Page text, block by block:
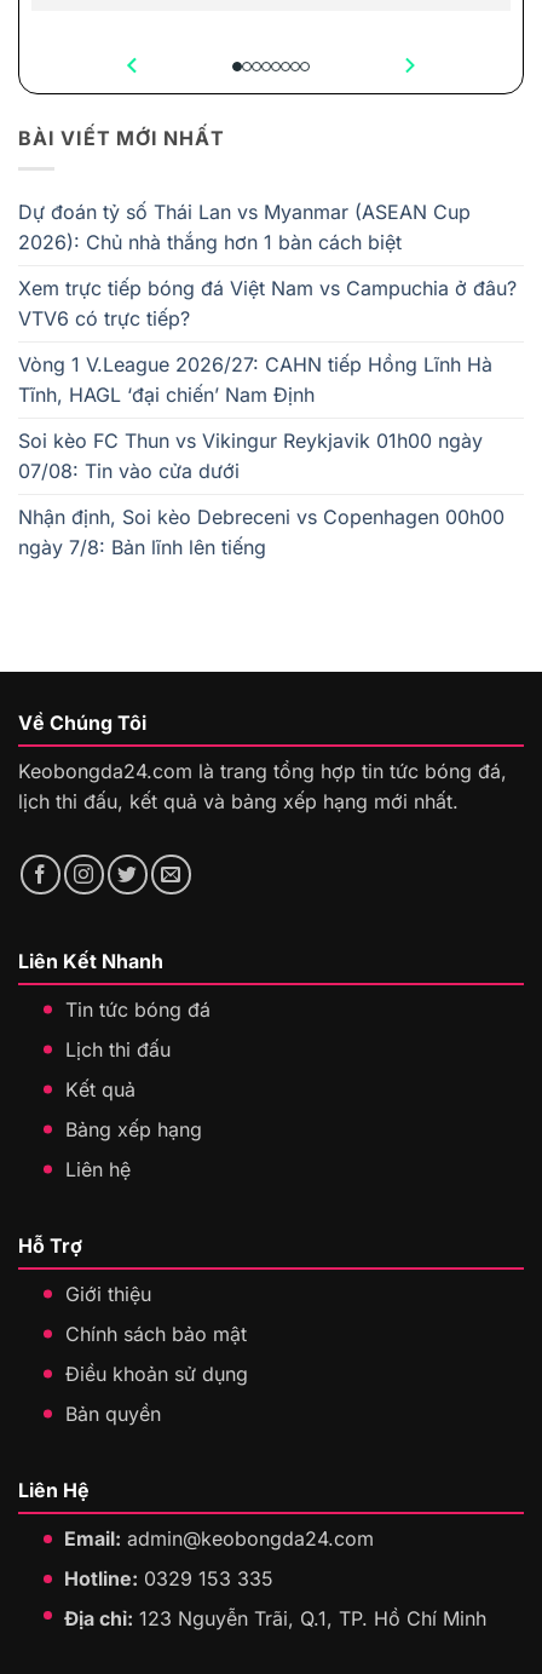
BÀI VIẾT MỚI NHẤT
Dự đoán tỷ số Thái Lan vs Myanmar (ASEAN Cup
2026): Chủ nhà thắng hơn 1 bàn cách biệt
Xem trực tiếp bóng đá Việt Nam vs Campuchia ở đâu?
VTV6 có trực tiếp?
Vòng 1 V.League 2026/27: CAHN tiếp Hồng Lĩnh Hà
Tĩnh, HAGL ‘đại chiến’ Nam Định
Soi kèo FC Thun vs Vikingur Reykjavik 01h00 ngày
07/08: Tin vào cửa dưới
Nhận định, Soi kèo Debreceni vs Copenhagen 00h00
ngày 7/8: Bản lĩnh lên tiếng
Về Chúng Tôi
Keobongda24.com là trang tổng hợp tin tức bóng đá,
lịch thi đấu, kết quả và bảng xếp hạng mới nhất.
Liên Kết Nhanh
Tin tức bóng đá
Lịch thi đấu
Kết quả
Bảng xếp hạng
Liên hệ
Hỗ Trợ
Giới thiệu
Chính sách bảo mật
Điều khoản sử dụng
Bản quyền
Liên Hệ
Email: admin@keobongda24.com
Hotline: 0329 153 335
Địa chỉ: 123 Nguyễn Trãi, Q.1, TP. Hồ Chí Minh